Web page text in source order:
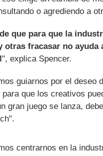
o agrediendo a
que para que la
otras fracasar no ayuda
", explica Spencer.
guiarnos por el deseo
para que los creativos
gran juego se lanza,
centrarnos en la